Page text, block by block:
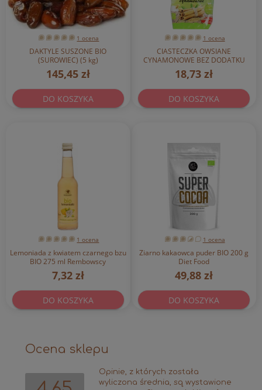
1 ocena
DAKTYLE SUSZONE BIO
(SUROWIEC) (5 kg)
145,45 zł
DO KOSZYKA
1 ocena
CIASTECZKA OWSIANE
CYNAMONOWE BEZ DODATKU
CUKRÓW BIO 150 g - BIO ANIA
18,73 zł
DO KOSZYKA
1 ocena
Lemoniada z kwiatem czarnego bzu
BIO 275 ml Rembowscy
7,32 zł
DO KOSZYKA
1 ocena
Ziarno kakaowca puder BIO 200 g
Diet Food
49,88 zł
DO KOSZYKA
Ocena sklepu
Opinie, z których została
wyliczona średnia, są wystawione